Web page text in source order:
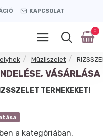
KAPCSOLAT
0
Müzliszelet
VÁSÁRLÁSA
TERMÉKEKET!
a kategóriában.